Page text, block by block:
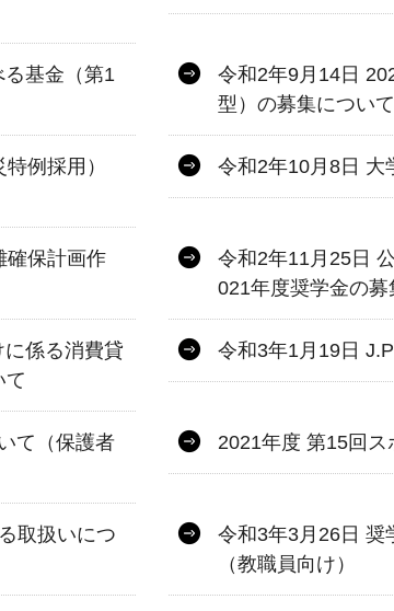
基金（第1
令和2年9月14日
型）の募集について
例採用）
令和2年10月8日 大
確保計画作
令和2年11月25日
021年度奨学金の
係る消費貸
て
令和3年1月19日
て（保護者
2021年度 第15回
取扱いにつ
令和3年3月26日 奨
（教職員向け）